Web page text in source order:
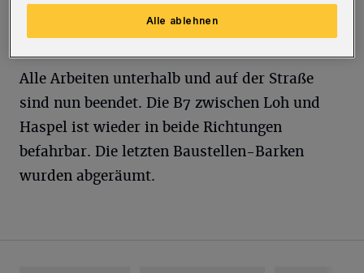
Richtung Barmen für Fahrzeuge gesperrt
werden.
Alle Arbeiten unterhalb und auf der Straße
sind nun beendet. Die B7 zwischen Loh und
Haspel ist wieder in beide Richtungen
befahrbar. Die letzten Baustellen-Barken
wurden abgeräumt.
Alle ablehnen